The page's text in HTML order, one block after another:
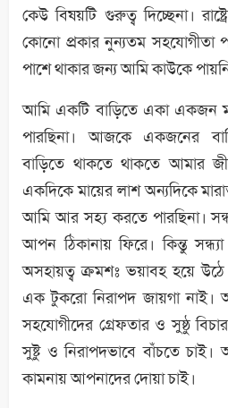
কেউ বিষয়টি গুরুত্ব দিচ্ছেনা।
কোনো প্রকার নুন্যতম সহযোগীতা
পাশে থাকার জন্য আমি কাউকে
আমি একটি বাড়িতে একা একজন
পারছিনা। আজকে একজনের
বাড়িতে থাকতে থাকতে আমার
একদিকে মায়ের লাশ অন্যদিকে
আমি আর সহ্য করতে পারছিনা।
আপন ঠিকানায় ফিরে। কিন্তু
অসহায়ত্ব ক্রমশঃ ভয়াবহ হয়ে
এক টুকরো নিরাপদ জায়গা নাই।
সহযোগীদের গ্রেফতার ও সুষ্ঠু
সুষ্টু ও নিরাপদভাবে বাঁচতে চাই।
কামনায় আপনাদের দোয়া চাই।